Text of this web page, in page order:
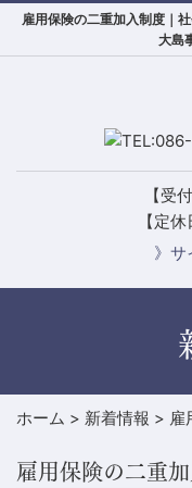
雇用保険の二重加入制度｜
大島
【受
【定
》サ
ホーム > 新着情報 > 雇
雇用保険の二重